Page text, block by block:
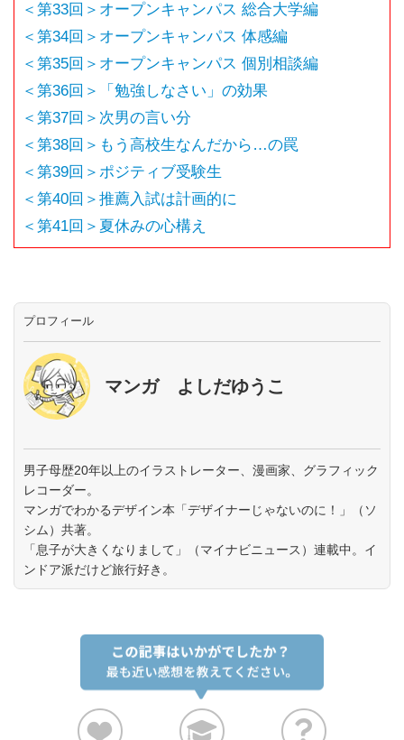
＜第33回＞オープンキャンパス 総合大学編
＜第34回＞オープンキャンパス 体感編
＜第35回＞オープンキャンパス 個別相談編
＜第36回＞「勉強しなさい」の効果
＜第37回＞次男の言い分
＜第38回＞もう高校生なんだから…の罠
＜第39回＞ポジティブ受験生
＜第40回＞推薦入試は計画的に
＜第41回＞夏休みの心構え
プロフィール
マンガ よしだゆうこ
男子母歴20年以上のイラストレーター、漫画家、グラフィック
レコーダー。
マンガでわかるデザイン本「デザイナーじゃないのに！」（ソ
シム）共著。
「息子が大きくなりまして」（マイナビニュース）連載中。イ
ンドア派だけど旅行好き。